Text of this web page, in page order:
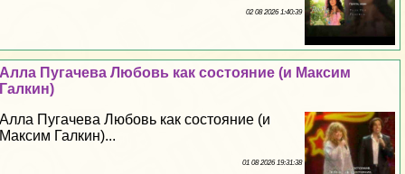
02 08 2026 1:40:39
Алла Пугачева Любовь как состояние (и Максим
Галкин)
Алла Пугачева Любовь как состояние (и
Максим Галкин)...
01 08 2026 19:31:38